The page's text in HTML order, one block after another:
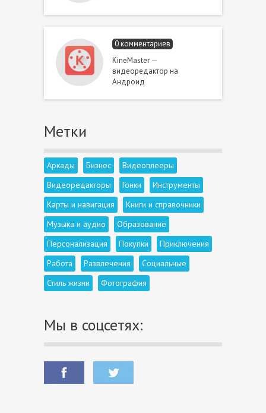
0 комментариев
KineMaster —
видеоредактор на
Андроид
Метки
Аркады Бизнес
Видеоплееры
Видеоредакторы
Гонки
Инструменты
Карты и навигация
Книги и справочники
Музыка и аудио
Образование
Персонализация
Покупки
Приключения
Работа
Развлечения
Социальные
Стиль жизни
Фотография
Мы в соцсетях: